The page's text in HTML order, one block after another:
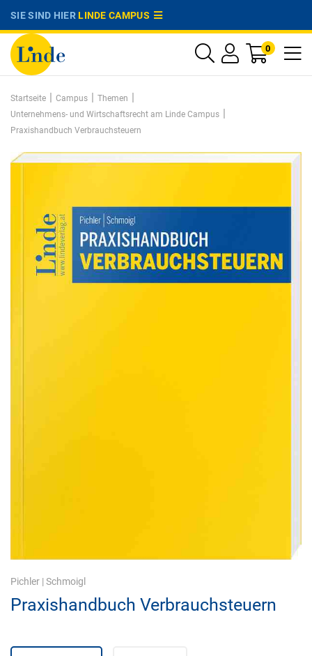
SIE SIND HIERLINDE CAMPUS
0
Startseite | Campus | Themen |
Unternehmens- und Wirtschaftsrecht am Linde Campus |
Praxishandbuch Verbrauchsteuern
Pichler | Schmoigl
Praxishandbuch Verbrauchsteuern